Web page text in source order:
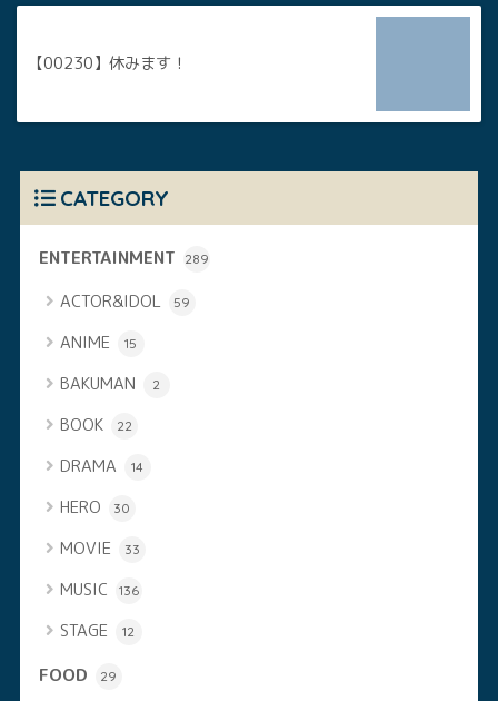
【00230】休みます！
CATEGORY
ENTERTAINMENT 289
ACTOR&IDOL 59
ANIME 15
BAKUMAN 2
BOOK 22
DRAMA 14
HERO 30
MOVIE 33
MUSIC 136
STAGE 12
FOOD 29